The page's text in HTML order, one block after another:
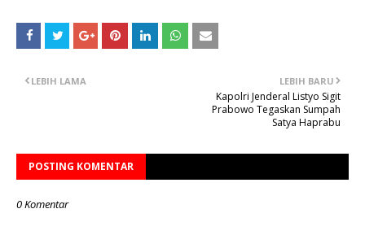
LEBIH BARU
Kapolri Jenderal Listyo Sigit
Prabowo Tegaskan Sumpah
Satya Haprabu
LEBIH LAMA
POSTING KOMENTAR
0 Komentar